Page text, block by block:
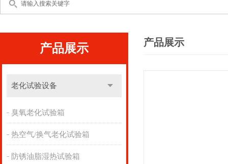
产品展示
老化试验设备
臭氧老化试验箱
热空气/换气老化试验箱
防锈油脂湿热试验箱
产品展示